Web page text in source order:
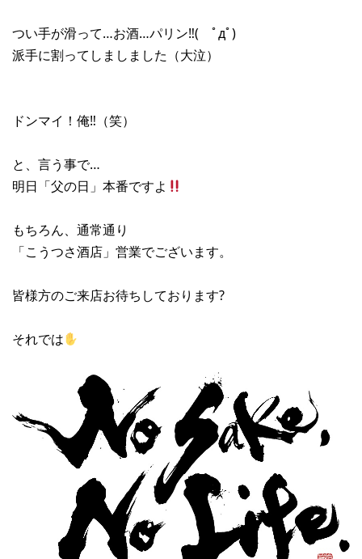
つい手が滑って…お酒…パリン‼︎( ﾟдﾟ)
派手に割ってしましました（大泣）
ドンマイ！俺‼︎（笑）
と、言う事で…
明日「父の日」本番ですよ
もちろん、通常通り
「こうつさ酒店」営業でございます。
皆様方のご来店お待ちしております?
それでは